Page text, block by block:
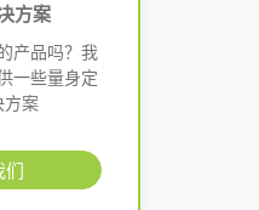
方案
产品吗？我
一些量身定
方案
们